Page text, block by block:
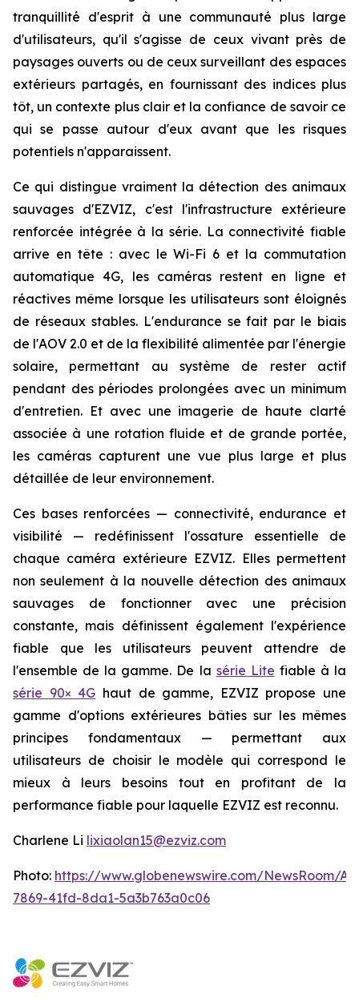
tranquillité d'esprit à une communauté plus large
d'utilisateurs, qu'il s'agisse de ceux vivant près de
paysages ouverts ou de ceux surveillant des espaces
extérieurs partagés, en fournissant des indices plus
tôt, un contexte plus clair et la confiance de savoir ce
qui se passe autour d'eux avant que les risques
potentiels n'apparaissent.
Ce qui distingue vraiment la détection des animaux
sauvages d'EZVIZ, c'est l'infrastructure extérieure
renforcée intégrée à la série. La connectivité fiable
arrive en tête : avec le Wi-Fi 6 et la commutation
automatique 4G, les caméras restent en ligne et
réactives même lorsque les utilisateurs sont éloignés
de réseaux stables. L'endurance se fait par le biais
de l'AOV 2.0 et de la flexibilité alimentée par l'énergie
solaire, permettant au système de rester actif
pendant des périodes prolongées avec un minimum
d'entretien. Et avec une imagerie de haute clarté
associée à une rotation fluide et de grande portée,
les caméras capturent une vue plus large et plus
détaillée de leur environnement.
Ces bases renforcées — connectivité, endurance et
visibilité — redéfinissent l'ossature essentielle de
chaque caméra extérieure EZVIZ. Elles permettent
non seulement à la nouvelle détection des animaux
sauvages de fonctionner avec une précision
constante, mais définissent également l'expérience
fiable que les utilisateurs peuvent attendre de
l'ensemble de la gamme. De la série Lite fiable à la
série 90× 4G haut de gamme, EZVIZ propose une
gamme d'options extérieures bâties sur les mêmes
principes fondamentaux — permettant aux
utilisateurs de choisir le modèle qui correspond le
mieux à leurs besoins tout en profitant de la
performance fiable pour laquelle EZVIZ est reconnu.
Charlene Li lixiaolan15@ezviz.com
Photo: https://www.globenewswire.com/NewsRoom/
7869-41fd-8da1-5a3b763a0c06